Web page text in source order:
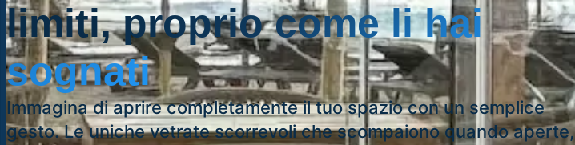
limiti,proprio come li hai
sognati
Immagina di aprire completamente il tuo spazio con un semplice
gesto. Le uniche vetrate scorrevoli che scompaiono quando aperte,